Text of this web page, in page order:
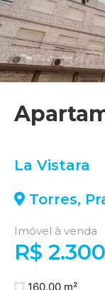
La Vistara
Torres,
Imóvel à venda
R$
160.00 m²